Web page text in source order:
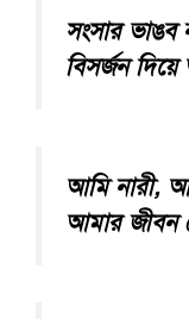
সংসার ভাঙব
বিসর্জন
আমি নারী,
আমার জীবন